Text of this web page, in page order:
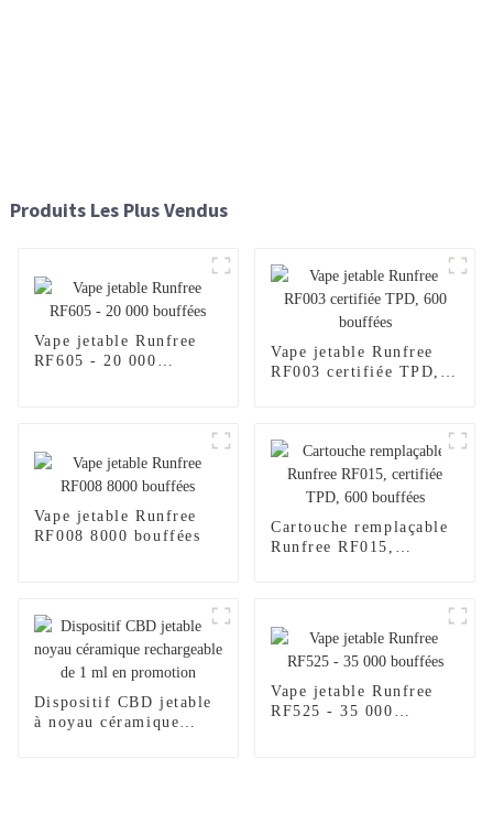
Produits Les Plus Vendus
Vape jetable Runfree
RF605 - 20 000
Vape jetable Runfree
RF003 certifiée TPD,
Vape jetable Runfree
RF008 8000 bouffées
Cartouche remplaçable
Runfree RF015,
Dispositif CBD jetable
à noyau céramique
Vape jetable Runfree
RF525 - 35 000